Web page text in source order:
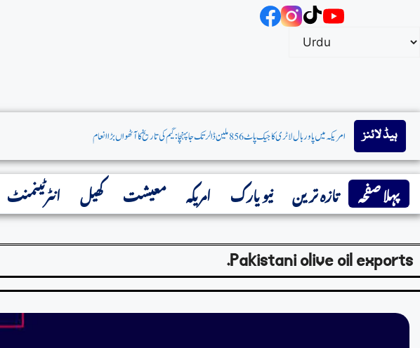
ہیڈ لائنز امریکہ میں پاوربال لاٹری کاجیک پاٹ 856 ملین ڈالرتک جاپہنچا: گیم کی تاریخ کاآٹھواں بڑاانعام
پہلا صفحہ تازہ ترین نیو یارک امریکہ معیشت کھیل انٹرٹینمنٹ
Pakistani olive oil exports.